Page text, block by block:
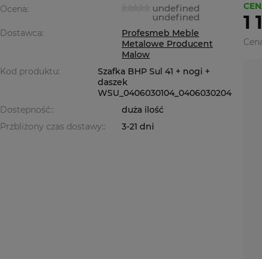
Ocena: undefined
undefined
Dostawca:
Profesmeb Meble
Metalowe Producent
Malow
Kod produktu:
Szafka BHP Sul 41 + nogi +
daszek
WSU_0406030104_0406030204
Dostepność::
duża ilość
Przbliżony czas dostawy::
3-21 dni
1